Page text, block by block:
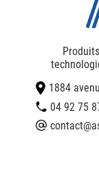
1884
04 92 75